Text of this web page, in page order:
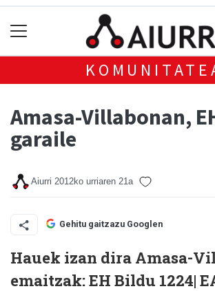
Amasa-Villabonan,
garaile
Aiurri 2012ko urriaren 21a
Gehitu gaitzazu Googlen
Hauek izan dira Amasa-
emaitzak: EH Bildu 1224|